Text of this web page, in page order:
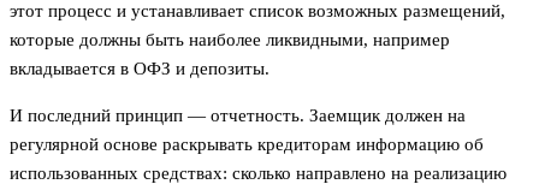
этот процесс и устанавливает список возможных размещений,
которые должны быть наиболее ликвидными, например
вкладывается в ОФЗ и депозиты.
И последний принцип — отчетность. Заемщик должен на
регулярной основе раскрывать кредиторам информацию об
использованных средствах: сколько направлено на реализацию